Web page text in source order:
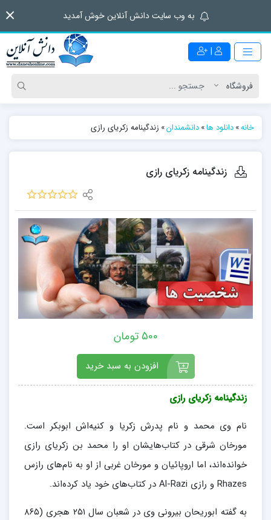
به وب سایت دانش آنلاین خوش آمدید
|
خانه»دانلود ها»دانشمندان» زندگینامه زکریای رازی
زندگینامه زکریای رازی
500 تومان
افزودن به سبد خرید
زندگینامه زکریای رازی
نام وی محمد و نام پدرش زکریا و کنیه‌اش ابوبکر است.
مورخان شرقی در کتاب‌هایشان او را محمد بن زکریای رازی
خوانده‌اند، اما اروپائیان و مورخان غربی از او به نام‌های رازس
Rhazes و رازی Al-Razi در کتاب‌های خود یاد کرده‌اند.
به گفته ابوریحان بیرونی وی در شعبان سال ۲۵۱ هجری (۸۶۵